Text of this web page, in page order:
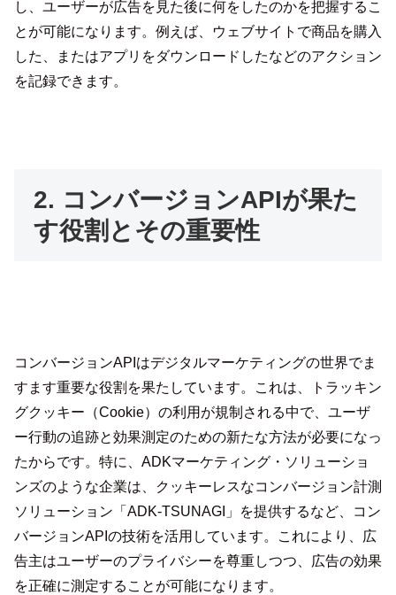
し、ユーザーが広告を見た後に何をしたのかを把握するこ
とが可能になります。例えば、ウェブサイトで商品を購入
した、またはアプリをダウンロードしたなどのアクション
を記録できます。
2. コンバージョンAPIが果た
す役割とその重要性
コンバージョンAPIはデジタルマーケティングの世界でま
すます重要な役割を果たしています。これは、トラッキン
グクッキー（Cookie）の利用が規制される中で、ユーザ
ー行動の追跡と効果測定のための新たな方法が必要になっ
たからです。特に、ADKマーケティング・ソリューショ
ンズのような企業は、クッキーレスなコンバージョン計測
ソリューション「ADK-TSUNAGI」を提供するなど、コン
バージョンAPIの技術を活用しています。これにより、広
告主はユーザーのプライバシーを尊重しつつ、広告の効果
を正確に測定することが可能になります。